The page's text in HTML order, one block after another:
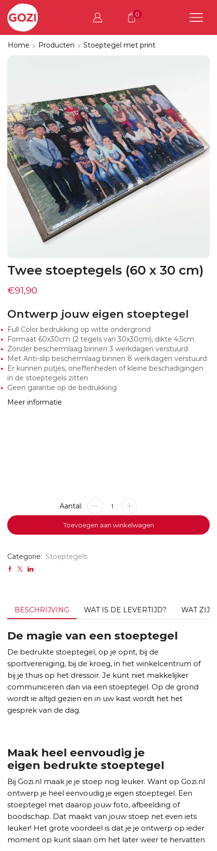
0
Home Producten Stoeptegel met print
Twee stoeptegels (60 x 30 cm)
€91,90
Ontwerp jouw eigen stoeptegel
Full Color bedrukking op witte ondergrond
Formaat 60x30cm (2 tegels van 30x30cm), dikte 4,5cm
Zonder beschermlaag binnen 3 werkdagen verstuurd
Met Anti-slip beschermlaag binnen 8 werkdagen verstuurd
Er kunnen putjes, oneffenheden of kleine beschadigingen
in de stoeptegels zitten
Geen garantie op de bedrukking
Meer informatie
Twee
stoeptegels
(60
x
aantal
Toevoegen aan winkelwagen
Categorie: Stoeptegels
BESCHRIJVING WAT IS DE LEVERTIJD? WAT
De magie van een stoeptegel
De bedrukte stoeptegel, op je oprit, bij de
sportvereniging, bij de kroeg, in het winkelcentrum of
bij je thuis op het dressoir. Je kunt niet makkelijker
communiceren dan via een stoeptegel. Op de grond
wordt ie altijd gezien en in uw kast wordt het het
gesprek van de dag.
Maak heel eenvoudig je
eigen bedrukte stoeptegel
Bij Gozi.nl maak je je stoep nog leuker. Want op Gozi.nl
ontwerp je heel eenvoudig je eigen stoeptegel. Een
stoeptegel met daarop jouw foto, afbeelding of
boodschap. Dat maakt van jouw stoep net even iets
leuker! Het grote voordeel is dat je je ontwerp op ieder
moment op kunt slaan om het later weer te hervatten